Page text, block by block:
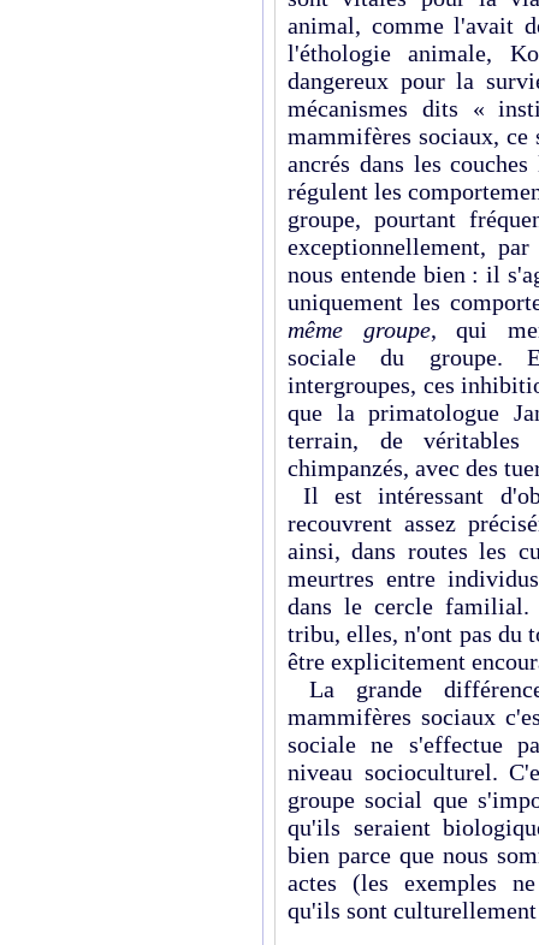
animal, comme l'avait
l'éthologie animale,
dangereux pour la
mécanismes dits «
mammifères sociaux, ce
ancrés dans les
régulent les
groupe, pourtant
exceptionnellement,
nous entende bien : il
uniquement les
même groupe, qui
sociale du groupe.
intergroupes, ces
que la primatologue
terrain, de
chimpanzés, avec des
Il est intéressant
recouvrent assez
ainsi, dans routes les
meurtres entre
dans le cercle familial.
tribu, elles, n'ont pas du
être explicitement
La grande
mammifères sociaux
sociale ne s'effectue
niveau socioculturel.
groupe social que
qu'ils seraient
bien parce que nous
actes (les exemples
qu'ils sont